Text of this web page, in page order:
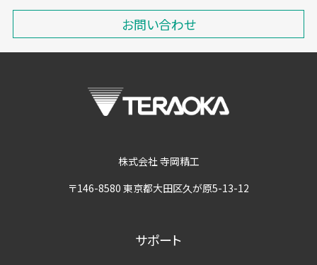
お問い合わせ
株式会社 寺岡精工
〒146-8580 東京都大田区久が原5-13-12
サポート